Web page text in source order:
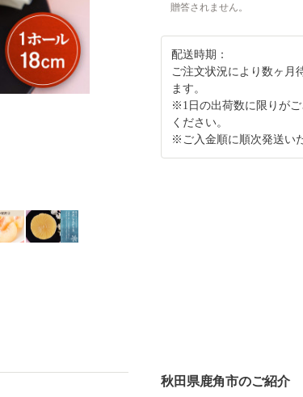
贈答されません。
配送時期：
ご注文状況により数ヶ月
ます。
※1日の出荷数に限りが
ください。
※ご入金順に順次発送い
秋田県鹿角市のご紹介